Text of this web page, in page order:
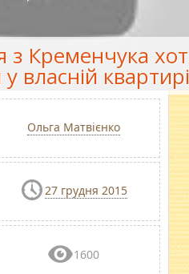
з Кременчука
власній квартирі
Ольга Матвієнко
27 грудня 2015
1600